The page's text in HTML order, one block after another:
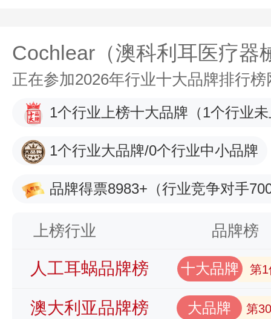
Cochlear（澳科利耳医疗器
正在参加2026年行业十大品牌排行
1个行业上榜十大品牌 （1个行业
1个行业大品牌/0个行业中小品牌
品牌得票8983+ （行业竞争对手
上榜行业 品牌榜
人工耳蜗品牌榜 十大品牌 第1
澳大利亚品牌榜 大品牌 第